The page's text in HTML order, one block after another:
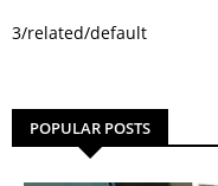
3/related/default
POPULAR POSTS